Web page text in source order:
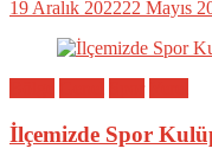
19 Aralık 202222 Mayıs
İlçemizde Spor